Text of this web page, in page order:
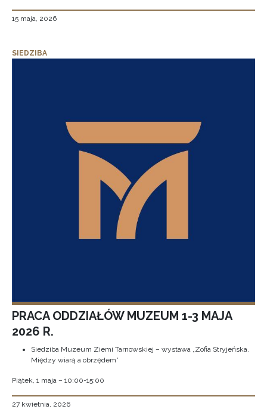
15 maja, 2026
SIEDZIBA
PRACA ODDZIAŁÓW MUZEUM 1-3 MAJA
2026 R.
Siedziba Muzeum Ziemi Tarnowskiej – wystawa „Zofia Stryjeńska.
Między wiarą a obrzędem”
Piątek, 1 maja – 10:00-15:00
27 kwietnia, 2026